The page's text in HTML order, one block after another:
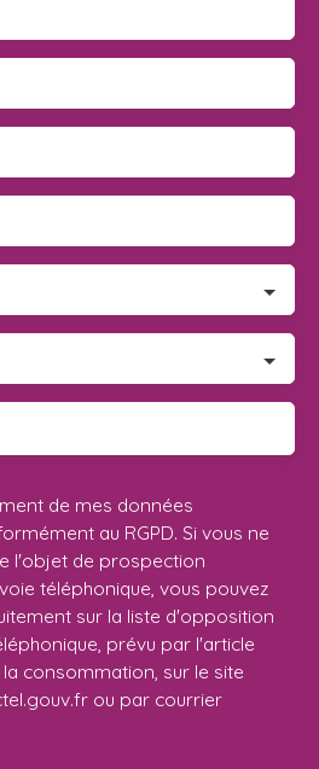
de mes données
au RGPD. Si vous ne
l'objet de prospection
téléphonique, vous pouvez
sur la liste d'opposition
prévu par l'article
la consommation, sur le site
ou par courrier